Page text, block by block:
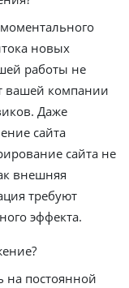
новых
работы не
вашей компании
Даже
сайта
сайта не
внешняя
требуют
эффекта.
на постоянной